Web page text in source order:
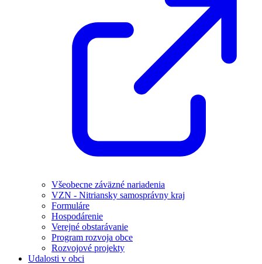
Všeobecne záväzné nariadenia
VZN - Nitriansky samosprávny kraj
Formuláre
Hospodárenie
Verejné obstarávanie
Program rozvoja obce
Rozvojové projekty
Udalosti v obci